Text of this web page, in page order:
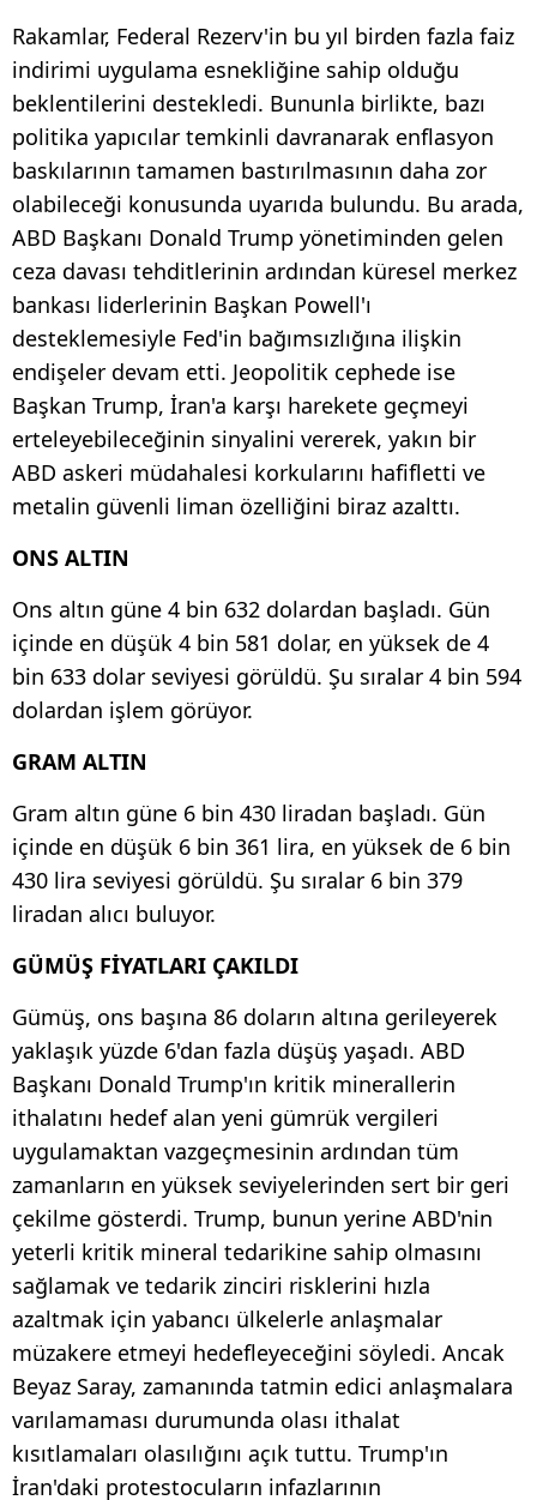
Rakamlar, Federal Rezerv'in bu yıl birden fazla faiz
indirimi uygulama esnekliğine sahip olduğu
beklentilerini destekledi. Bununla birlikte, bazı
politika yapıcılar temkinli davranarak enflasyon
baskılarının tamamen bastırılmasının daha zor
olabileceği konusunda uyarıda bulundu. Bu arada,
ABD Başkanı Donald Trump yönetiminden gelen
ceza davası tehditlerinin ardından küresel merkez
bankası liderlerinin Başkan Powell'ı
desteklemesiyle Fed'in bağımsızlığına ilişkin
endişeler devam etti. Jeopolitik cephede ise
Başkan Trump, İran'a karşı harekete geçmeyi
erteleyebileceğinin sinyalini vererek, yakın bir
ABD askeri müdahalesi korkularını hafifletti ve
metalin güvenli liman özelliğini biraz azalttı.
ONS ALTIN
Ons altın güne 4 bin 632 dolardan başladı. Gün
içinde en düşük 4 bin 581 dolar, en yüksek de 4
bin 633 dolar seviyesi görüldü. Şu sıralar 4 bin 594
dolardan işlem görüyor.
GRAM ALTIN
Gram altın güne 6 bin 430 liradan başladı. Gün
içinde en düşük 6 bin 361 lira, en yüksek de 6 bin
430 lira seviyesi görüldü. Şu sıralar 6 bin 379
liradan alıcı buluyor.
GÜMÜŞ FİYATLARI ÇAKILDI
Gümüş, ons başına 86 doların altına gerileyerek
yaklaşık yüzde 6'dan fazla düşüş yaşadı. ABD
Başkanı Donald Trump'ın kritik minerallerin
ithalatını hedef alan yeni gümrük vergileri
uygulamaktan vazgeçmesinin ardından tüm
zamanların en yüksek seviyelerinden sert bir geri
çekilme gösterdi. Trump, bunun yerine ABD'nin
yeterli kritik mineral tedarikine sahip olmasını
sağlamak ve tedarik zinciri risklerini hızla
azaltmak için yabancı ülkelerle anlaşmalar
müzakere etmeyi hedefleyeceğini söyledi. Ancak
Beyaz Saray, zamanında tatmin edici anlaşmalara
varılamaması durumunda olası ithalat
kısıtlamaları olasılığını açık tuttu. Trump'ın
İran'daki protestocuların infazlarının